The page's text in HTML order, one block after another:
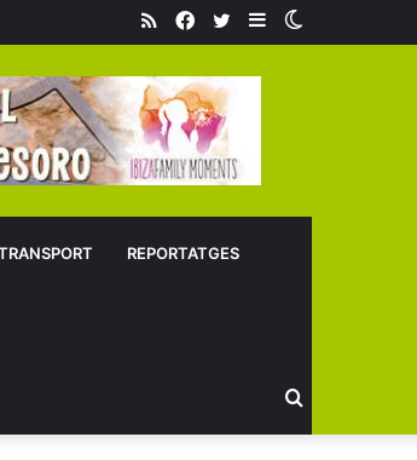
Sidebar
Twitter
Facebook
RSS
REPORTATGES
Buscar